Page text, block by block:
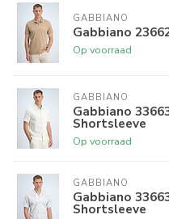
GABBIANO
Gabbiano
Op voorraad
GABBIANO
Gabbiano
Shortsleeve
Op voorraad
GABBIANO
Gabbiano
Shortsleeve